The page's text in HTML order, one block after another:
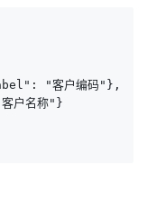
"客户编码"},
户名称"}